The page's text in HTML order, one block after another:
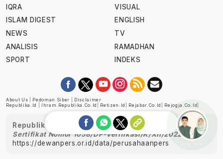
IQRA
ISLAM DIGEST
NEWS
ANALISIS
SPORT
VISUAL
ENGLISH
TV
RAMADHAN
INDEKS
About Us Pedoman Siber
Disclaimer
Republika.id
Ihram.republika.co.id Retizen.id Rejabar.co.id Rejogja.co.id
Republika telah diverifikasi oleh Dewan Pers
Sertifikat Nomor 1058/DP-Verifikasi/K/XII/2022
https://dewanpers.or.id/data/perusahaanpers